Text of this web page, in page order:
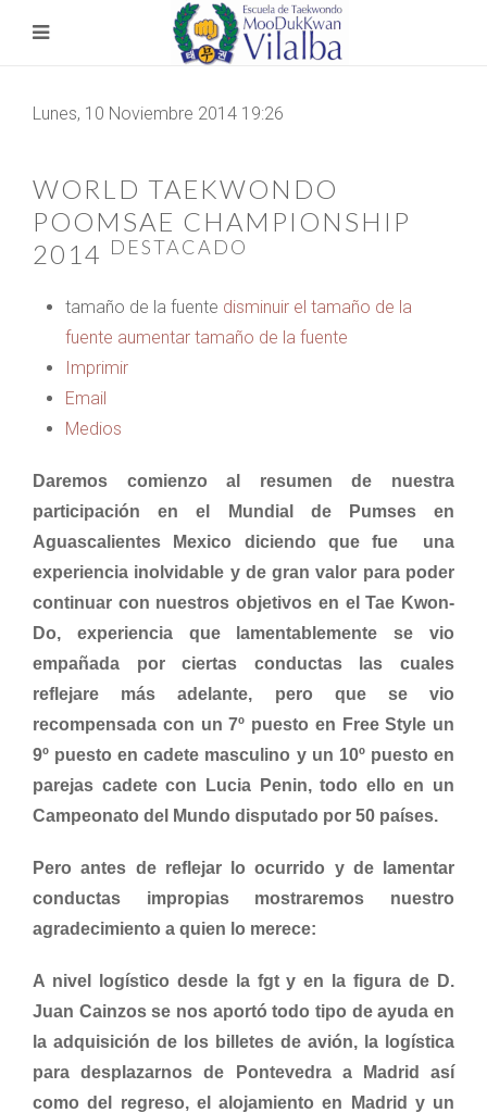
Lunes, 10 Noviembre 2014 19:26
WORLD TAEKWONDO
POOMSAE CHAMPIONSHIP
2014 DESTACADO
tamaño de la fuente disminuir el tamaño de la
fuente aumentar tamaño de la fuente
Imprimir
Email
Medios
Daremos comienzo al resumen de nuestra
participación en el Mundial de Pumses en
Aguascalientes Mexico diciendo que fue una
experiencia inolvidable y de gran valor para poder
continuar con nuestros objetivos en el Tae Kwon-
Do, experiencia que lamentablemente se vio
empañada por ciertas conductas las cuales
reflejare más adelante, pero que se vio
recompensada con un 7º puesto en Free Style un
9º puesto en cadete masculino y un 10º puesto en
parejas cadete con Lucia Penin, todo ello en un
Campeonato del Mundo disputado por 50 países.
Pero antes de reflejar lo ocurrido y de lamentar
conductas impropias mostraremos nuestro
agradecimiento a quien lo merece:
A nivel logístico desde la fgt y en la figura de D.
Juan Cainzos se nos aportó todo tipo de ayuda en
la adquisición de los billetes de avión, la logística
para desplazarnos de Pontevedra a Madrid así
como del regreso, el alojamiento en Madrid y un